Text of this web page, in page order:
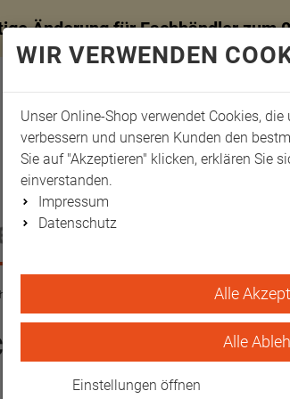
Änderung für Fachhändler zum
Fix-Verbandschienen 60x9
60x9 cm
WIR VERWENDEN
Unser Online-Shop verwendet Cookies,
verbessern und unseren Kunden den
Sie auf "Akzeptieren" klicken, erklären Sie
einverstanden.
Impressum
Datenschutz
Alle
Alle
Einstellungen öffnen